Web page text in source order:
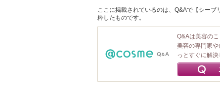
ここに掲載されているのは、Q&Aで【シー
粋したものです。
Q&Aは美容の
美容の専門家
っとすぐに解決